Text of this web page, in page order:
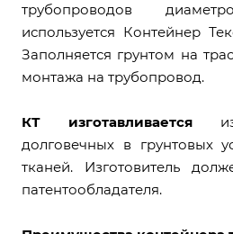
трубопроводов
используется Контейнер
Заполняется грунтом на
монтажа на трубопровод.
КТ изготавливается
долговечных в грунтовых
тканей. Изготовитель
патентообладателя.